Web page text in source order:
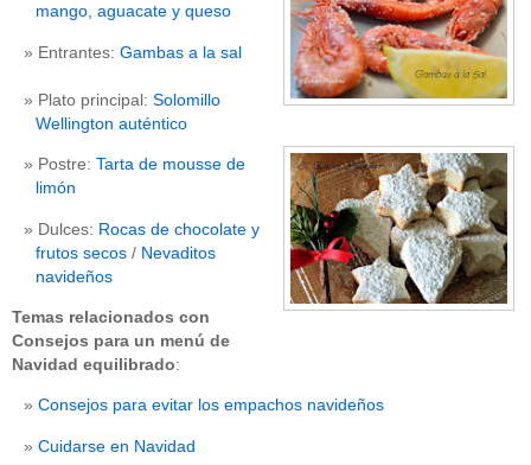
mango, aguacate y queso
Entrantes: Gambas a la sal
Plato principal: Solomillo
Wellington auténtico
Postre: Tarta de mousse de
limón
Dulces: Rocas de chocolate y
frutos secos / Nevaditos
navideños
Temas relacionados con
Consejos para un menú de
Navidad equilibrado:
Consejos para evitar los empachos navideños
Cuidarse en Navidad